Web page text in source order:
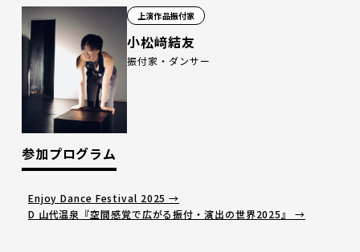
上演作品振付家
小松﨑結友
振付家・ダンサー
参加プログラム
Enjoy Dance Festival 2025 →
D 山代温泉『空間感覚で広がる振付・演出の世界2025』 →